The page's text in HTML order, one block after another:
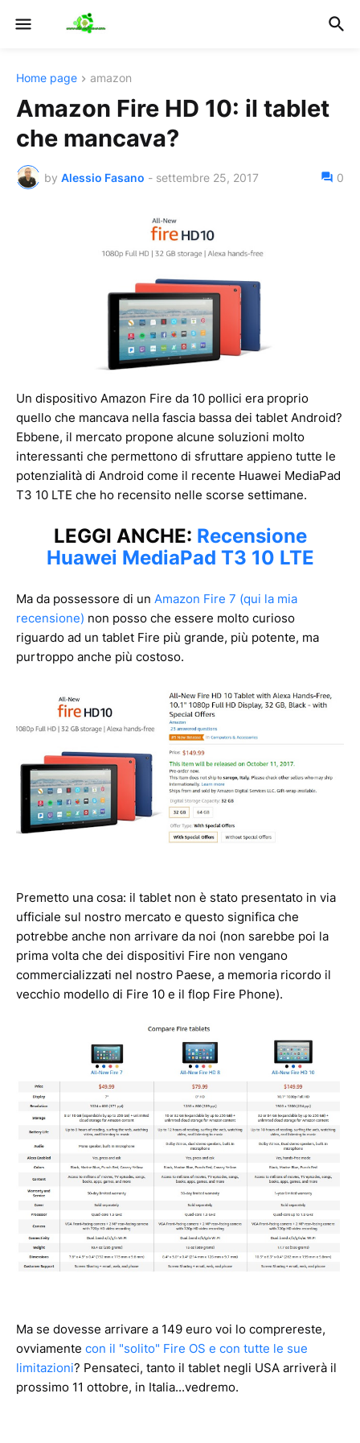
Home page amazon
Amazon Fire HD 10: il tablet
che mancava?
by Alessio Fasano - settembre 25, 2017 0
Un dispositivo Amazon Fire da 10 pollici era proprio
quello che mancava nella fascia bassa dei tablet Android?
Ebbene, il mercato propone alcune soluzioni molto
interessanti che permettono di sfruttare appieno tutte le
potenzialità di Android come il recente Huawei MediaPad
T3 10 LTE che ho recensito nelle scorse settimane.
LEGGI ANCHE: Recensione
Huawei MediaPad T3 10 LTE
Ma da possessore di un Amazon Fire 7 (qui la mia
recensione) non posso che essere molto curioso
riguardo ad un tablet Fire più grande, più potente, ma
purtroppo anche più costoso.
Premetto una cosa: il tablet non è stato presentato in via
ufficiale sul nostro mercato e questo significa che
potrebbe anche non arrivare da noi (non sarebbe poi la
prima volta che dei dispositivi Fire non vengano
commercializzati nel nostro Paese, a memoria ricordo il
vecchio modello di Fire 10 e il flop Fire Phone).
Ma se dovesse arrivare a 149 euro voi lo comprereste,
ovviamente con il "solito" Fire OS e con tutte le sue
limitazioni? Pensateci, tanto il tablet negli USA arriverà il
prossimo 11 ottobre, in Italia...vedremo.